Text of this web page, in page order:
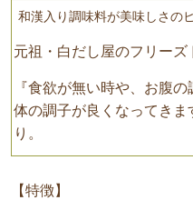
和漢入り調味料が美味しさの
元祖・白だし屋のフリーズ
『食欲が無い時や、お腹
体の調子が良くなってきま
り。
【特徴】